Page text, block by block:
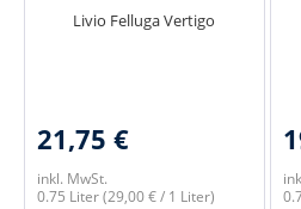
Livio Felluga Vertigo
21,75 €
inkl. MwSt.
0.75 Liter(29,00 € / 1 Liter)